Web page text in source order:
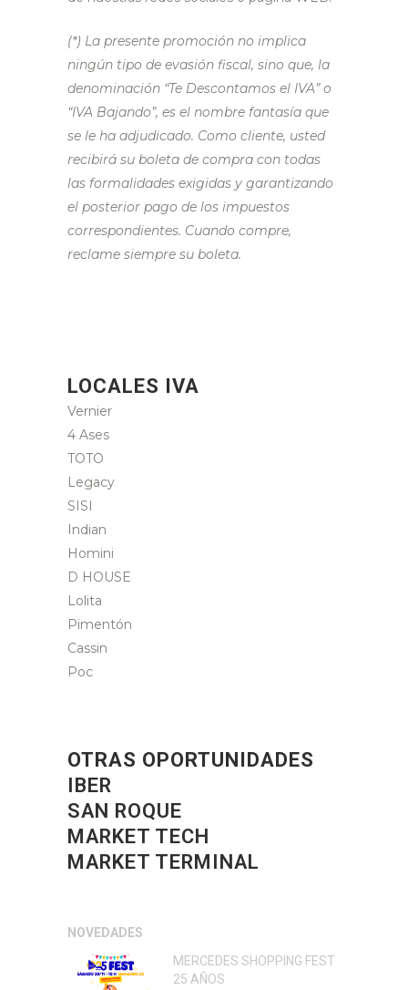
(*) La presente promoción no implica
ningún tipo de evasión fiscal, sino que, la
denominación “Te Descontamos el IVA” o
“IVA Bajando”, es el nombre fantasía que
se le ha adjudicado. Como cliente, usted
recibirá su boleta de compra con todas
las formalidades exigidas y garantizando
el posterior pago de los impuestos
correspondientes. Cuando compre,
reclame siempre su boleta.
LOCALES IVA
Vernier
4 Ases
TOTO
Legacy
SISI
Indian
Homini
D HOUSE
Lolita
Pimentón
Cassin
Poc
OTRAS OPORTUNIDADES
IBER
SAN ROQUE
MARKET TECH
MARKET TERMINAL
NOVEDADES
MERCEDES SHOPPING FEST
25 AÑOS